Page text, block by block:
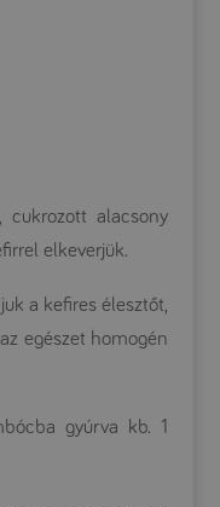
cukrozott alacsony
elkeverjük.
a kefires élesztőt,
egészet homogén
gyúrva kb. 1